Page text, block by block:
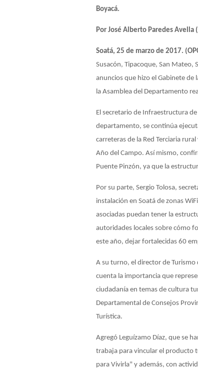
Boyacá.
Por José Alberto Paredes Avella
Soatá, 25 de marzo de 2017.
Susacón, Tipacoque, San Mateo,
anuncios que hizo el Gabinete de
la Asamblea del Departamento
El secretario de Infraestructura
departamento, se continúa
carreteras de la Red Terciaria
Año del Campo. Así mismo,
Puente Pinzón, ya que la
Por su parte, Sergio Tolosa,
instalación en Soatá de zonas
asociadas puedan tener la
autoridades locales sobre cómo
este año, dejar fortalecidas 60
A su turno, el director de
cuenta la importancia que
ciudadanía en temas de cultura
Departamental de Consejos
Turística.
Agregó Leguízamo Díaz, que se
trabaja para vincular el producto
para Vivirla" y además, con